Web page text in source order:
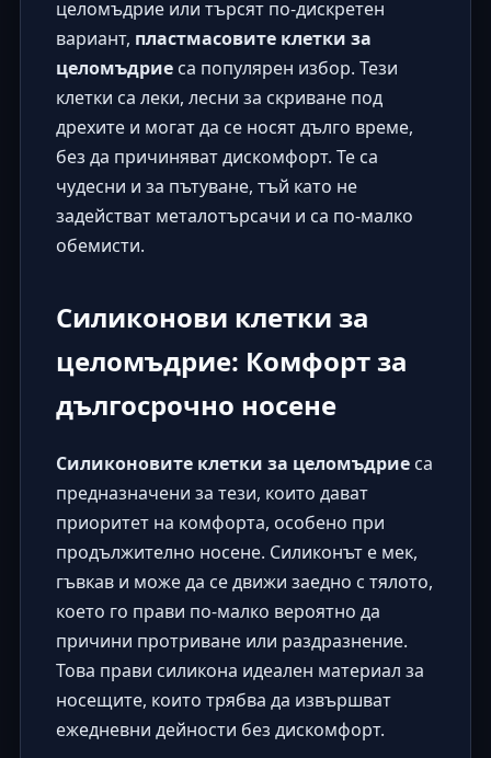
целомъдрие или търсят по-дискретен
вариант, пластмасовите клетки за
целомъдриеса популярен избор. Тези
клетки са леки, лесни за скриване под
дрехите и могат да се носят дълго време,
без да причиняват дискомфорт. Те са
чудесни и за пътуване, тъй като не
задействат металотърсачи и са по-малко
обемисти.
Силиконови клетки за
целомъдрие: Комфорт за
дългосрочно носене
Силиконовите клетки за целомъдриеса
предназначени за тези, които дават
приоритет на комфорта, особено при
продължително носене. Силиконът е мек,
гъвкав и може да се движи заедно с тялото,
което го прави по-малко вероятно да
причини протриване или раздразнение.
Това прави силикона идеален материал за
носещите, които трябва да извършват
ежедневни дейности без дискомфорт.